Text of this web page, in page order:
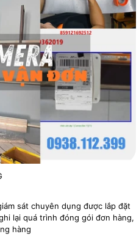
sát chuyên dụng được lắp đặt
lại quá trình đóng gói đơn hàng,
hàng